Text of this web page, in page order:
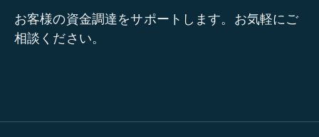
お客様の資金調達をサポートします。お気軽にご
相談ください。